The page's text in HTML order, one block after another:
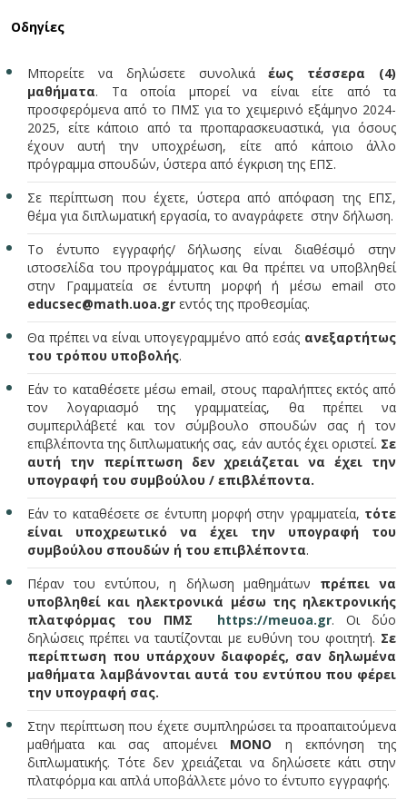
Οδηγίες
Μπορείτε να δηλώσετε συνολικάέως τέσσερα (4)
μαθήματα. Τα οποία μπορεί να είναι είτε από τα
προσφερόμενα από το ΠΜΣ για το χειμερινό εξάμηνο 2024-
2025, είτε κάποιο από τα προπαρασκευαστικά, για όσους
έχουν αυτή την υποχρέωση, είτε από κάποιο άλλο
πρόγραμμα σπουδών, ύστερα από έγκριση της ΕΠΣ.
Σε περίπτωση που έχετε, ύστερα από απόφαση της ΕΠΣ,
θέμα για διπλωματική εργασία, το αναγράφετε στην δήλωση.
Το έντυπο εγγραφής/ δήλωσης είναι διαθέσιμό στην
ιστοσελίδα του προγράμματος και θα πρέπει να υποβληθεί
στην Γραμματεία σε έντυπη μορφή ή μέσω email στο
educsec@math.uoa.gr εντός της προθεσμίας.
Θα πρέπει να είναι υπογεγραμμένο από εσάς ανεξαρτήτως
του τρόπου υποβολής.
Εάν το καταθέσετε μέσω email, στους παραλήπτες εκτός από
τον λογαριασμό της γραμματείας, θα πρέπει να
συμπεριλάβετέ και τον σύμβουλο σπουδών σας ή τον
επιβλέποντα της διπλωματικής σας, εάν αυτός έχει οριστεί. Σε
αυτή την περίπτωση δεν χρειάζεται να έχει την
υπογραφή του συμβούλου / επιβλέποντα.
Εάν το καταθέσετε σε έντυπη μορφή στην γραμματεία, τότε
είναι υποχρεωτικό να έχει την υπογραφή του
συμβούλου σπουδών ή του επιβλέποντα.
Πέραν του εντύπου, η δήλωση μαθημάτων πρέπει να
υποβληθεί και ηλεκτρονικά μέσω της ηλεκτρονικής
πλατφόρμας του ΠΜΣ https://meuoa.gr. Οι δύο
δηλώσεις πρέπει να ταυτίζονται με ευθύνη του φοιτητή. Σε
περίπτωση που υπάρχουν διαφορές, σαν δηλωμένα
μαθήματα λαμβάνονται αυτά του εντύπου που φέρει
την υπογραφή σας.
Στην περίπτωση που έχετε συμπληρώσει τα προαπαιτούμενα
μαθήματα και σας απομένει ΜΟΝΟ η εκπόνηση της
διπλωματικής. Τότε δεν χρειάζεται να δηλώσετε κάτι στην
πλατφόρμα και απλά υποβάλλετε μόνο το έντυπο εγγραφής.